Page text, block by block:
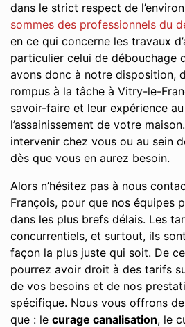
dans le strict respect de
sommes des professionnels du
en ce qui concerne les travaux
particulier celui de débouchage
avons donc à notre disposition,
rompus à la tâche à Vitry-le-
savoir-faire et leur expérience
l’assainissement de votre
intervenir chez vous ou au sein
dès que vous en aurez besoin.
Alors n’hésitez pas à nous
François, pour que nos équipes
dans les plus brefs délais. Les
concurrentiels, et surtout, ils
façon la plus juste qui soit. De
pourrez avoir droit à des tarifs
de vos besoins et de nos
spécifique. Nous vous offrons
que : le curage canalisation, le